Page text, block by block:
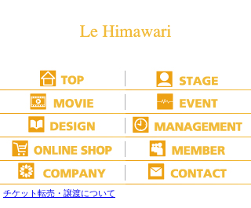
チケット転売・譲渡について